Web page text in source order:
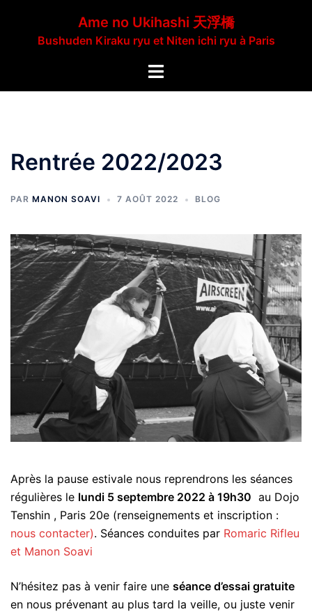
contenu
Ame no Ukihashi 天浮橋
Bushuden Kiraku ryu et Niten ichi ryu à Paris
Ouvrir/fermer
Rentrée 2022/2023
PAR MANON SOAVI 7 AOÛT 2022 BLOG
Après la pause estivale nous reprendrons les séances
régulières le lundi 5 septembre 2022 à 19h30 au Dojo
Tenshin , Paris 20e (renseignements et inscription :
nous contacter). Séances conduites par Romaric Rifleu
et Manon Soavi
N’hésitez pas à venir faire une séance d’essai gratuite
en nous prévenant au plus tard la veille, ou juste venir